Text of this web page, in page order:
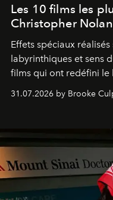
Les 10 films les
Christopher
Effets spéciaux
labyrinthiques et sens
films qui ont redéfini
31.07.2026 by Brooke